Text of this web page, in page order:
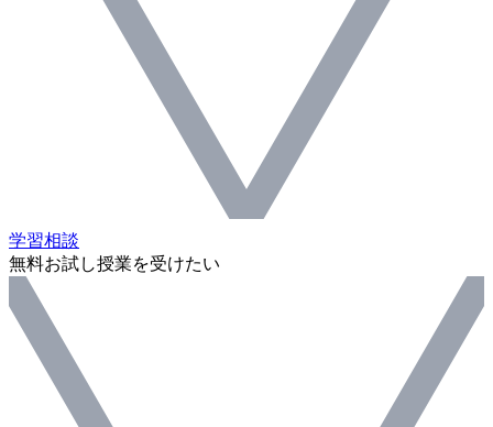
学習相談
無料お試し授業を受けたい